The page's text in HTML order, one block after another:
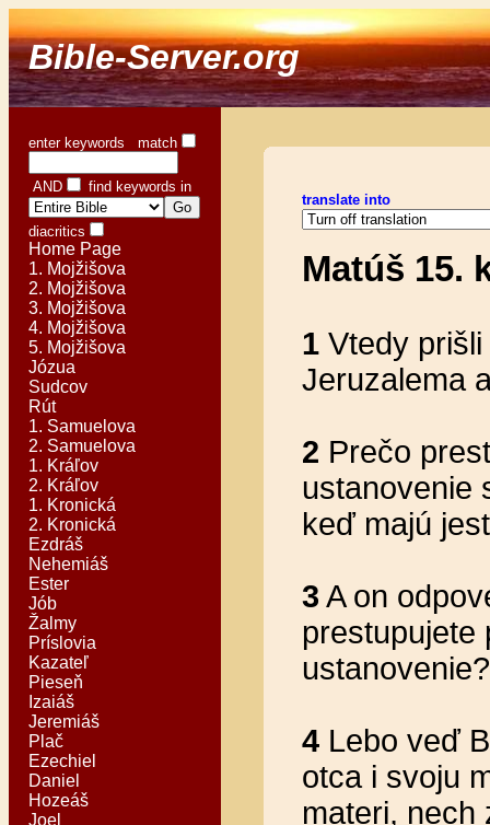
Bible-Server.org
enter keywords match
AND find keywords in
diacritics
Home Page
1. Mojžišova
2. Mojžišova
3. Mojžišova
4. Mojžišova
5. Mojžišova
Józua
Sudcov
Rút
1. Samuelova
2. Samuelova
1. Kráľov
2. Kráľov
1. Kronická
2. Kronická
Ezdráš
Nehemiáš
Ester
Jób
Žalmy
Príslovia
Kazateľ
Pieseň
Izaiáš
Jeremiáš
Plač
Ezechiel
Daniel
Hozeáš
Joel
translate into
Matúš 15.
1Vtedy prišli
Jeruzalema
2 Prečo
ustanovenie
keď majú
3 A on
prestupujete
ustanovenie?
4Lebo veď
otca i svoju
materi, nech